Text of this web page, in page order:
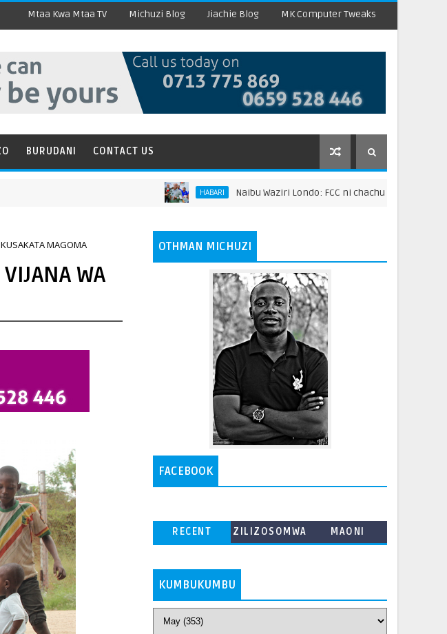
Mtaa Kwa Mtaa TV Michuzi Blog Jiachie Blog MK Computer Tweaks
BURUDANI CONTACT US
Naibu Waziri Londo: FCC ni chachu ya kuongeza thamani ya mazao
MAGOMA
WA
OTHMAN MICHUZI
FACEBOOK
RECENT
ZILIZOSOMWA
MAONI
KUMBUKUMBU